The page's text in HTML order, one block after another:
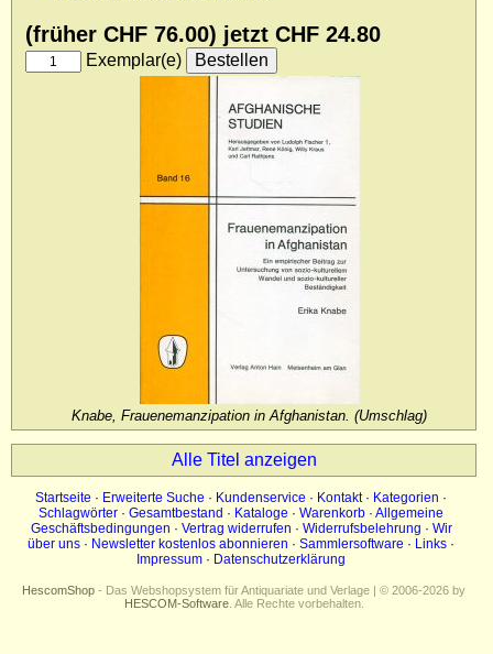
Widerruf
Wir über uns
(früher CHF 76.00) jetzt CHF 24.80
Exemplar(e)
Knabe, Frauenemanzipation in Afghanistan. (Umschlag)
Alle Titel anzeigen
Startseite · Erweiterte Suche · Kundenservice · Kontakt· Kategorien ·
Schlagwörter · Gesamtbestand · Kataloge · Warenkorb · Allgemeine
Geschäftsbedingungen · Vertrag widerrufen · Widerrufsbelehrung · Wir
über uns · Newsletter kostenlos abonnieren · Sammlersoftware · Links ·
Impressum · Datenschutzerklärung
HescomShop - Das Webshopsystem für Antiquariate und Verlage | © 2006-2026 by
HESCOM-Software. Alle Rechte vorbehalten.